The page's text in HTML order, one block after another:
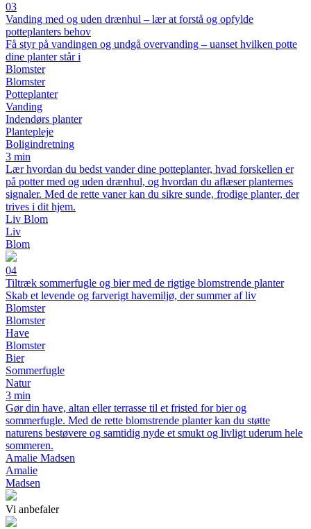
03
Vanding med og uden drænhul – lær at forstå og opfylde
potteplanters behov
Få styr på vandingen og undgå overvanding – uanset hvilken potte
dine planter står i
Blomster
Blomster
Potteplanter
Vanding
Indendørs planter
Plantepleje
Boligindretning
3 min
Lær hvordan du bedst vander dine potteplanter, hvad forskellen er
på potter med og uden drænhul, og hvordan du aflæser planternes
signaler. Med de rette vaner kan du sikre sunde, frodige planter, der
trives i dit hjem.
Liv Blom
Liv
Blom
04
Tiltræk sommerfugle og bier med de rigtige blomstrende planter
Skab et levende og farverigt havemiljø, der summer af liv
Blomster
Blomster
Have
Blomster
Bier
Sommerfugle
Natur
3 min
Gør din have, altan eller terrasse til et fristed for bier og
sommerfugle. Med de rette blomstrende planter kan du støtte
naturens bestøvere og samtidig nyde et smukt og livligt uderum hele
sommeren.
Amalie Madsen
Amalie
Madsen
Vi anbefaler